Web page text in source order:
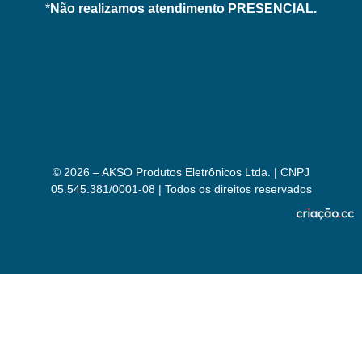
*Não realizamos atendimento PRESENCIAL.
© 2026 – AKSO Produtos Eletrônicos Ltda. | CNPJ
05.545.381/0001-08 | Todos os direitos reservados